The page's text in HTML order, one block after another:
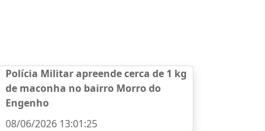
Polícia Militar apreende cerca de 1 kg
de maconha no bairro Morro do
Engenho
08/06/2026 13:01:25